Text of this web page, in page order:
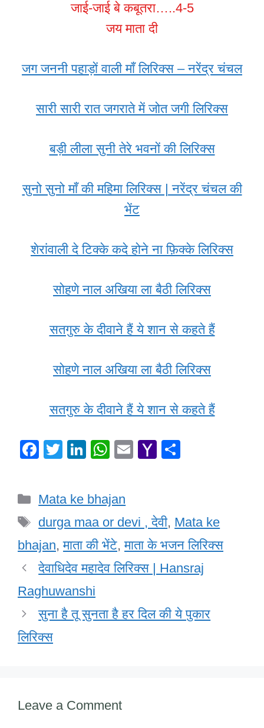
जाई-जाई बे कबूतरा…..4-5
जय माता दी
जग जननी पहाड़ों वाली माँ लिरिक्स – नरेंद्र चंचल
सारी सारी रात जगराते में जोत जगी लिरिक्स
बड़ी लीला सुनी तेरे भवनों की लिरिक्स
सुनो सुनो माँ की महिमा लिरिक्स | नरेंद्र चंचल की
भेंट
शेरांवाली दे टिक्के कदे होने ना फ़िक्के लिरिक्स
सोहणे नाल अखिया ला बैठी लिरिक्स
सतगुरु के दीवाने हैं ये शान से कहते हैं
सोहणे नाल अखिया ला बैठी लिरिक्स
सतगुरु के दीवाने हैं ये शान से कहते हैं
F
e
b
o
o
k
T
er
Li
e
dI
n
W
s
A
p
p
E
Y
o
M
ail
Categories
Mata ke bhajan
Tags
durga maa or devi , देवी, Mata ke
bhajan,माता की भेंटे,माता के भजन लिरिक्स
देवाधिदेव महादेव लिरिक्स | Hansraj
Raghuwanshi
सुना है तू सुनता है हर दिल की ये पुकार
लिरिक्स
Leave a Comment